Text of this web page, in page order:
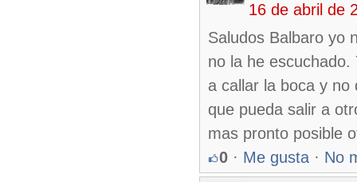
16 de abril de
Saludos Balbaro yo
no la he
a callar la boca y no
que pueda salir a
mas pronto posible
0 · Me gusta · No